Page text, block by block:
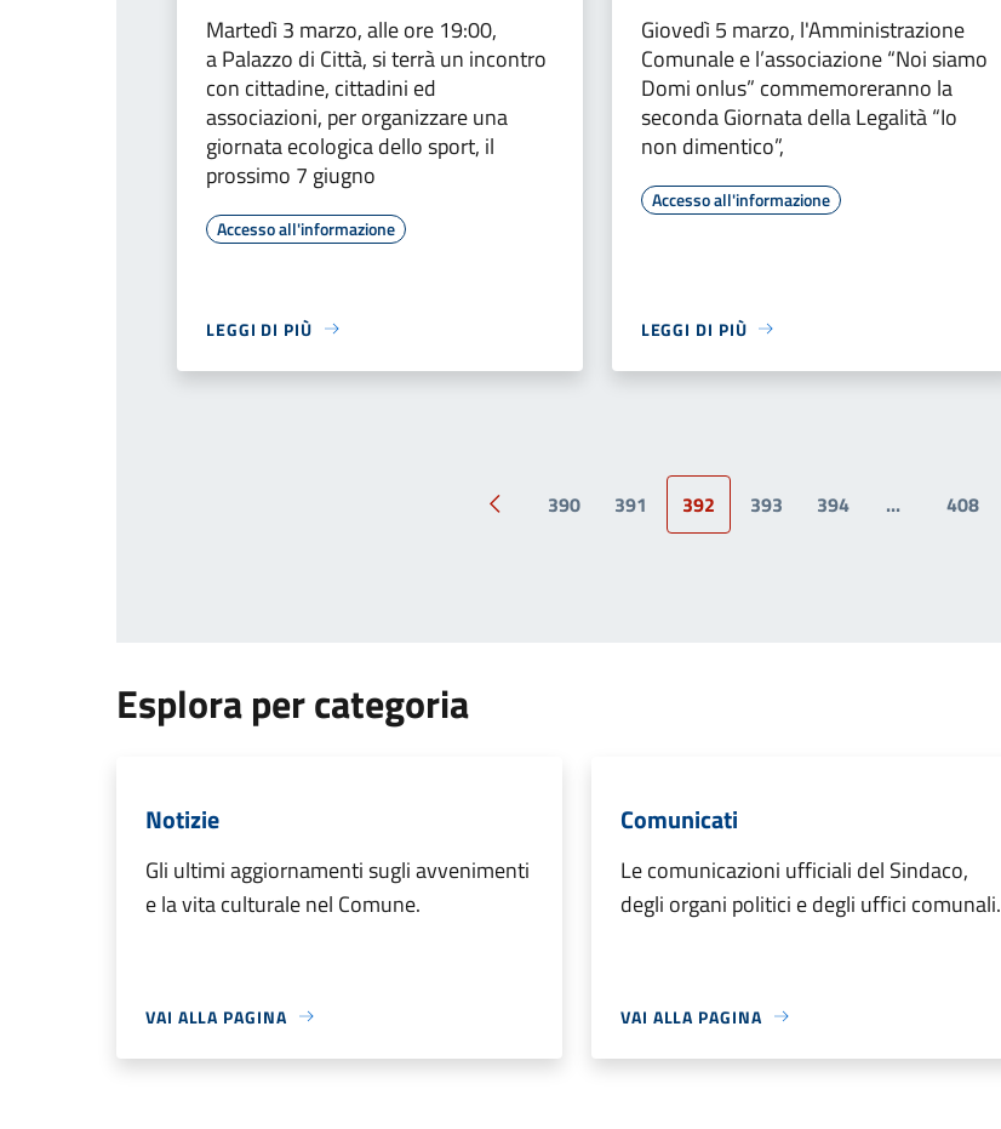
Martedì 3 marzo, alle ore 19:00,
a Palazzo di Città, si terrà un incontro
con cittadine, cittadini ed
associazioni, per organizzare una
giornata ecologica dello sport, il
prossimo 7 giugno
Accesso all'informazione
LEGGI DI PIÙ
Giovedì 5 marzo, l'Amministrazione
Comunale e l’associazione “Noi siamo
Domi onlus” commemoreranno la
seconda Giornata della Legalità “Io
non dimentico”,
Accesso all'informazione
LEGGI DI PIÙ
Pagina precedente
390 391 392 393 394 ... 408
Esplora per categoria
Notizie
Gli ultimi aggiornamenti sugli avvenimenti
e la vita culturale nel Comune.
VAI ALLA PAGINA
Comunicati
Le comunicazioni ufficiali del Sindaco,
degli organi politici e degli uffici comunali.
VAI ALLA PAGINA